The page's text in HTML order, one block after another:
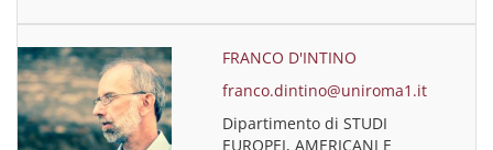
FRANCO D'INTINO
franco.dintino@uniroma1.it
Dipartimento di STUDI
EUROPEI, AMERICANI E